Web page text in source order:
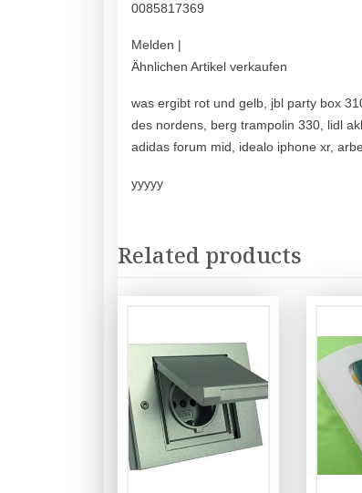
0085817369
Melden |
Ähnlichen Artikel verkaufen
was ergibt rot und gelb, jbl party box
des nordens, berg trampolin 330, lidl
adidas forum mid, idealo iphone xr,
yyyyy
Related products